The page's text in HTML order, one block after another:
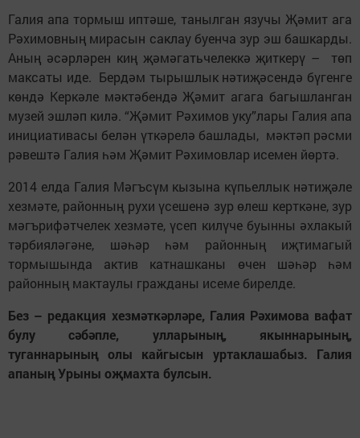
Галия апа тормыш иптәше, танылган язучы Җәмит ага
Рәхимовның мирасын саклау буенча зур эш башкарды.
Аның әсәрләрен киң җәмәгатьчелеккә җиткерү – төп
максаты иде. Бердәм тырышлык нәтиҗәсендә бүгенге
көндә Керкәле мәктәбендә Җәмит агага багышланган
музей эшләп килә. “Җәмит Рәхимов уку”лары Галия апа
инициативасы белән үткәрелә башлады, мәктәп рәсми
рәвештә Галия һәм Җәмит Рәхимовлар исемен йөртә.
2014 елда Галия Мәгъсүм кызына күпьеллык нәтиҗәле
хезмәте, районның рухи үсешенә зур өлеш керткәне, зур
мәгърифәтчелек хезмәте, үсеп килүче буынны әхлакый
тәрбияләгәне, шәһәр һәм районның иҗтимагый
тормышында актив катнашканы өчен шәһәр һәм
районның мактаулы гражданы исеме бирелде.
Без – редакция хезмәткәрләре, Галия Рәхимова вафат
булу сәбәпле, улларының, якыннарының,
туганнарының олы кайгысын уртаклашабыз. Галия
апаның Урыны оҗмахта булсын.